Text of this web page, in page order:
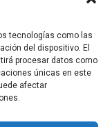
tecnologías como las
del dispositivo. El
procesar datos como
únicas en este
afectar